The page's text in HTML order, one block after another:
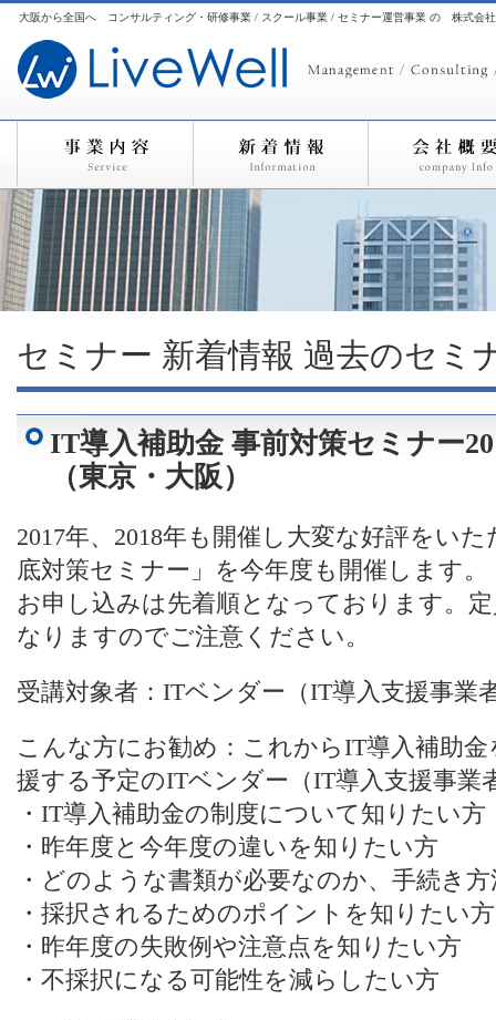
大阪から全国へ コンサルティング・研修事業 / スクール事業 / セミナー運営事業 の 株式会
セミナー 新着情報 過去のセミ
IT導入補助金 事前対策セミナー
（東京・大阪）
2017年、2018年も開催し大変な好評をい
底対策セミナー」を今年度も開催します。
お申し込みは先着順となっております。
なりますのでご注意ください。
受講対象者：ITベンダー（IT導入支援事業
こんな方にお勧め：これからIT導入補助
援する予定のITベンダー（IT導入支援事業
・IT導入補助金の制度について知りたい方
・昨年度と今年度の違いを知りたい方
・どのような書類が必要なのか、手続き
・採択されるためのポイントを知りたい方
・昨年度の失敗例や注意点を知りたい方
・不採択になる可能性を減らしたい方